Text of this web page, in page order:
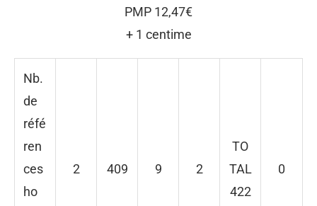
PMP 12,47€
+ 1 centime
Nb.
de
réfé
ren
ces
ho
2 409 9 2
TO
TAL
422
0